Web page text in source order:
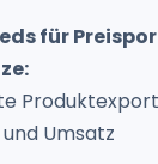
für
Umsatz